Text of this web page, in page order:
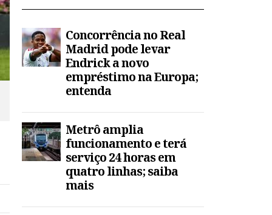
Concorrência no Real
Madrid pode levar
Endrick a novo
empréstimo na Europa;
entenda
Metrô amplia
funcionamento e terá
serviço 24 horas em
quatro linhas; saiba
mais